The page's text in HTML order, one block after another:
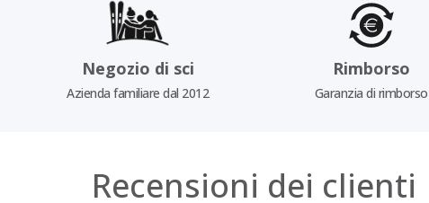
Negozio di sci
Azienda familiare dal 2012
Rimborso
Garanzia di rimborso
Recensioni dei clienti